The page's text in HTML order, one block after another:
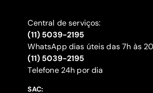
Central de serviços:
(11) 5039-2195
WhatsApp dias úteis das 7h às
(11) 5039-2195
‍Telefone 24h por dia
SAC: